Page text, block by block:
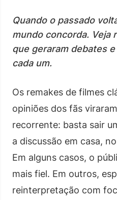
Quando o passado
mundo concorda. Veja
que geraram debates
cada um.
Os remakes de filmes
opiniões dos fãs
recorrente: basta sair
a discussão em casa,
Em alguns casos, o
mais fiel. Em outros,
reinterpretação com